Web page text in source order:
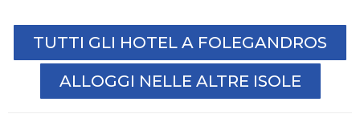
TUTTI GLI HOTEL A FOLEGANDROS
ALLOGGI NELLE ALTRE ISOLE